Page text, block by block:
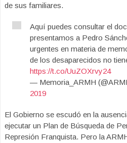
de sus familiares.
Aquí puedes consultar el
presentamos a Pedro
urgentes en materia de
de los desaparecidos no
https://t.co/UuZOXrvy24
— Memoria_ARMH
2019
El Gobierno se escudó en la
ejecutar un Plan de Búsqueda de
Represión Franquista. Pero la